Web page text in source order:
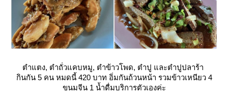
ตำแตง, ตำถั่วแคบหมู, ตำข้าวโพด, ตำปู และตำปูปลาร้า
กินกัน 5 คน หมดนี้ 420 บาท อิ่มกันถ้วนหน้า รวมข้าวเหนียว 4
ขนมจีน 1 น้ำดื่มบริการตัวเองค่ะ